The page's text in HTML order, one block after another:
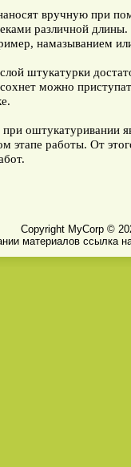
вручную при
различной
намазыванием
штукатурки
можно
оштукатуривании
этапе работы. От
Copyright MyCorp ©
материалов ссылка